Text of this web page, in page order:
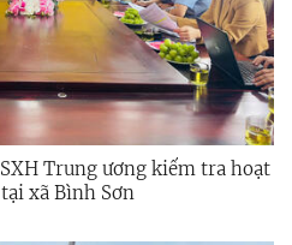
ương kiểm tra hoạt
xã Bình Sơn